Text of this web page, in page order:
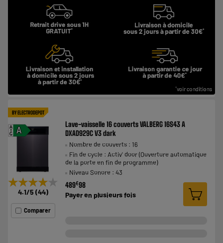
BY ELECTRODEPOT
A
A
G
★★★★★
★★★★★
4.1/5 (44)
Comparer
Lave-vaisselle 16 couverts VALBERG 16S43 A
DXAD929C V3 dark
Nombre de couverts : 16
Fin de cycle : Activ' door (Ouverture automatique
de la porte en fin de programme)
Niveau Sonore : 43
489€98
Payer en plusieurs fois